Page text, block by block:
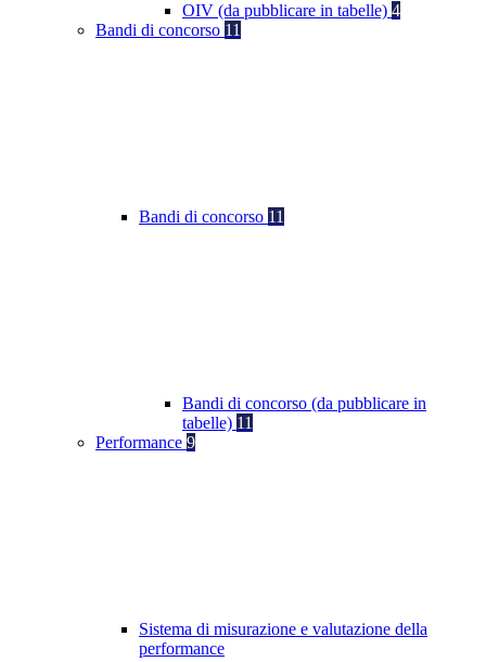
OIV (da pubblicare in tabelle) 4
Bandi di concorso 11
Bandi di concorso 11
Bandi di concorso (da pubblicare in
tabelle) 11
Performance 9
Sistema di misurazione e valutazione della
performance